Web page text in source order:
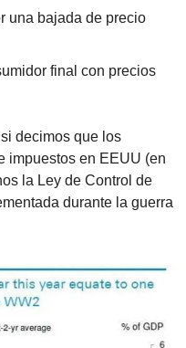
una bajada de precio
final con precios
decimos que los
impuestos en EEUU (en
la Ley de Control de
durante la guerra